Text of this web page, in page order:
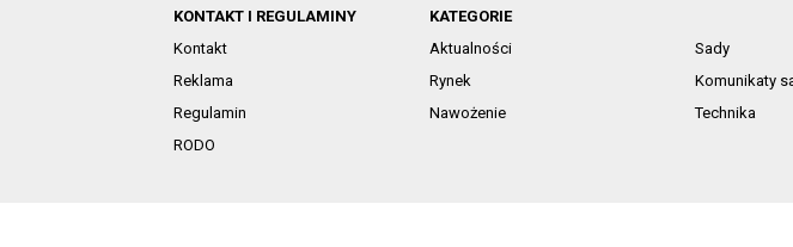
KONTAKT I REGULAMINY
Kontakt
Reklama
Regulamin
RODO
KATEGORIE
Aktualności
Sady
Rynek
Komunikaty
Nawożenie
Technika